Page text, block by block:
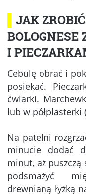
JAK
I
Cebulę obrać i
posiekać.
ćwiarki.
lub w półplasterki
Na patelni
minucie dodać
minut, aż
podsmażyć
drewnianą łyżką